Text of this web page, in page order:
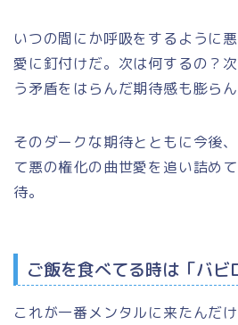
いつの間にか呼吸をするように
愛に釘付けだ。次は何するの？
う矛盾をはらんだ期待感も膨らん
そのダークな期待とともに今後
て悪の権化の曲世愛を追い詰め
待。
ご飯を食べてる時は「バビ
これが一番メンタルに来たんだ